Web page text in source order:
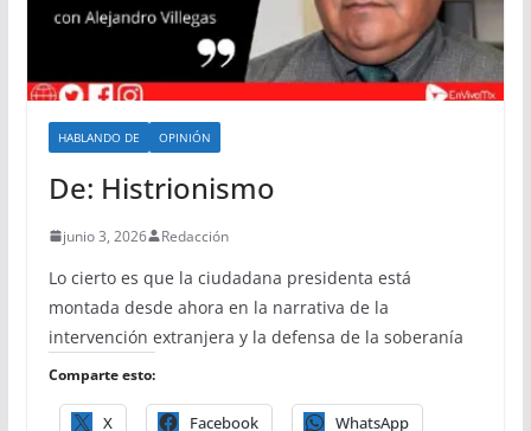
HABLANDO DE OPINIÓN
De: Histrionismo
junio 3, 2026 Redacción
Lo cierto es que la ciudadana presidenta está
montada desde ahora en la narrativa de la
intervención extranjera y la defensa de la soberanía
Comparte esto:
X Facebook WhatsApp